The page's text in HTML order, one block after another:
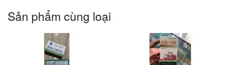
Sản phẩm cùng loại